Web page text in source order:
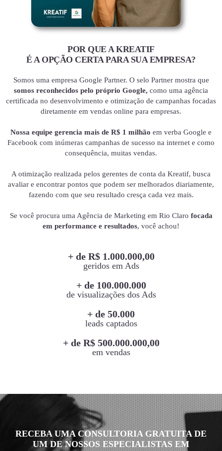
POR QUE A KREATIF
É A OPÇÃO CERTA PARA SUA EMPRESA?
Somos uma empresa Google Partner. O selo Partner mostra que
somos reconhecidos pelo próprio Google, como uma agência
certificada no desenvolvimento e otimização de campanhas focadas
diretamente em vendas online para empresas.
Nossa equipe gerencia mais de R$ 1 milhão em verba Google e
Facebook com inúmeras campanhas de sucesso na internet e como
consequência, muitas vendas.
A otimização realizada pelos gerentes de conta da Kreatif, busca
avaliar e encontrar pontos que podem ser melhorados diariamente,
fazendo com que seu resultado cresça cada vez mais.
Se você procura uma Agência de Marketing em Rio Claro focada
em performance e resultados, você achou!
+ de R$ 1.000.000,00
geridos em Ads
+ de 100.000.000
de visualizações dos Ads
+ de 50.000
leads captados
+ de R$ 500.000.000,00
em vendas
RECEBA UMA CONSULTORIA GRATUITA DE
UM DE NOSSOS ESPECIALISTAS EM